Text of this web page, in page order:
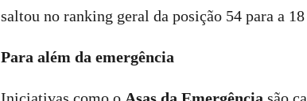
saltou no ranking geral da posição 54 para a
Para além da emergência